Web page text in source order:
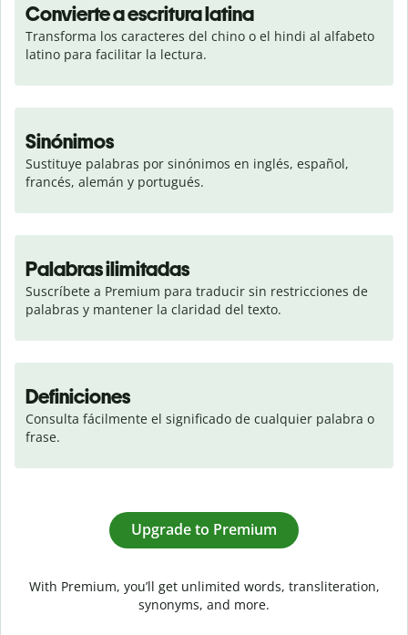
Convierte a escritura latina
Transforma los caracteres del chino o el hindi al alfabeto
latino para facilitar la lectura.
Sinónimos
Sustituye palabras por sinónimos en inglés, español,
francés, alemán y portugués.
Palabras ilimitadas
Suscríbete a Premium para traducir sin restricciones de
palabras y mantener la claridad del texto.
Definiciones
Consulta fácilmente el significado de cualquier palabra o
frase.
Upgrade to Premium
With Premium, you’ll get unlimited words, transliteration,
synonyms, and more.